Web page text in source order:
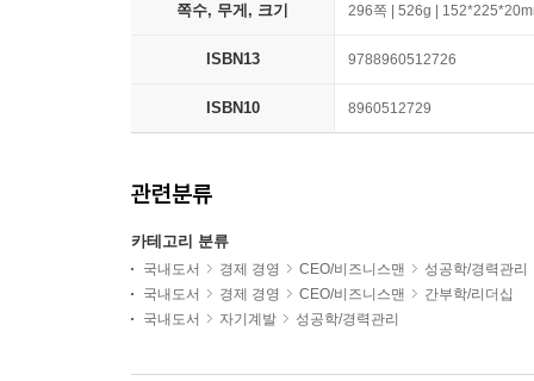
쪽수, 무게, 크기 296쪽 | 526g |
ISBN13 9788960512726
ISBN10 8960512729
관련분류
카테고리 분류
국내도서 경제 경영 CEO/비즈니스맨
성공학/경력관리
국내도서
경제 경영 CEO/비즈니스맨
간부학/리더십
국내도서
자기계발 성공학/경력관리